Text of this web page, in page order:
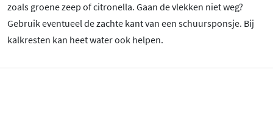
zoals groene zeep of citronella. Gaan de vlekken niet weg?
Gebruik eventueel de zachte kant van een schuursponsje. Bij
kalkresten kan heet water ook helpen.